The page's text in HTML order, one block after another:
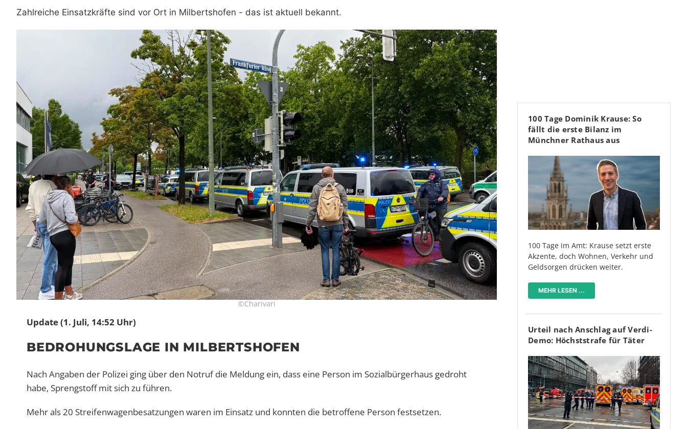
Zahlreiche Einsatzkräfte sind vor Ort in Milbertshofen - das ist aktuell bekannt.
©Charivari
Update (1. Juli, 14:52 Uhr)
BEDROHUNGSLAGE IN MILBERTSHOFEN
Nach Angaben der Polizei ging über den Notruf die Meldung ein, dass eine Person im Sozialbürgerhaus gedroht
habe, Sprengstoff mit sich zu führen.
Mehr als 20 Streifenwagenbesatzungen waren im Einsatz und konnten die betroffene Person festsetzen.
100 Tage Dominik Krause: So
fällt die erste Bilanz im
Münchner Rathaus aus
100 Tage im Amt: Krause setzt erste
Akzente, doch Wohnen, Verkehr und
Geldsorgen drücken weiter.
MEHR LESEN ...
Urteil nach Anschlag auf Verdi-
Demo: Höchststrafe für Täter